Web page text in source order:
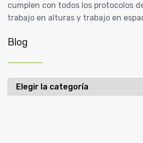
cumplen con todos los protocolos
trabajo en alturas y trabajo en
Blog
Blog